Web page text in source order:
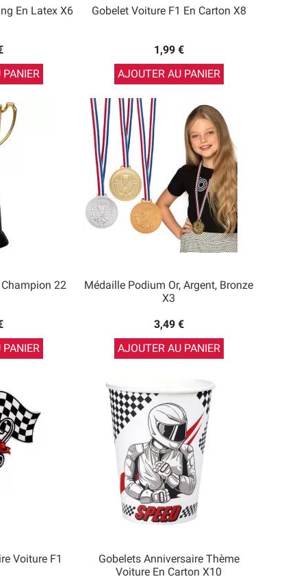
En Latex X6 Gobelet Voiture F1 En Carton X8
1,99 €
AJOUTER AU PANIER
22
Médaille Podium Or, Argent, Bronze
X3
3,49 €
AJOUTER AU PANIER
Voiture F1
Gobelets Anniversaire Thème
Voiture En Carton X10